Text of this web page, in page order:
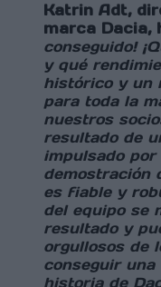
Katrin Adt,
marca Dacia,
conseguido!
y qué
histórico y un
para toda la
nuestros
resultado de
impulsado
demostración
es fiable y
del equipo se
resultado y
orgullosos de
conseguir
historia de